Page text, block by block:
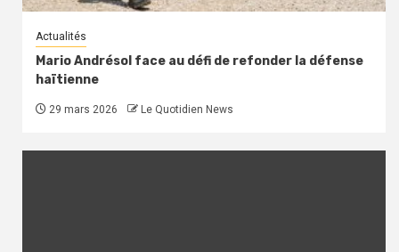
Actualités
Mario Andrésol face au défi de refonder la défense
haïtienne
29 mars 2026 Le Quotidien News